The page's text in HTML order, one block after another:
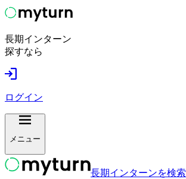
長期インターン
探すなら
ログイン
メニュー
長期インターンを検索